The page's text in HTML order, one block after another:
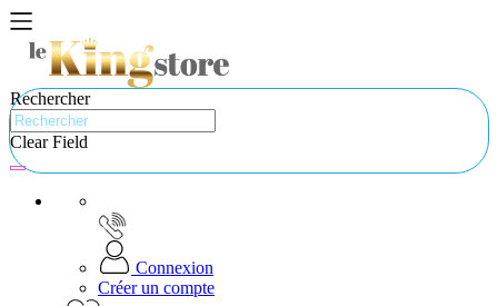
Rechercher
Clear Field
Connexion
Créer un compte